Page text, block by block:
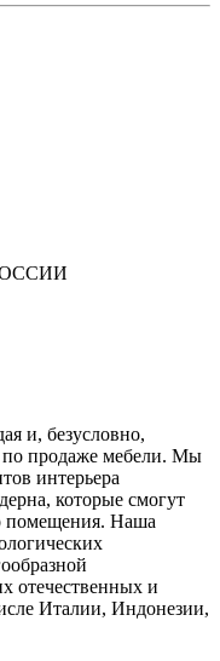
и, безусловно,
по продаже мебели. Мы
интерьера
которые смогут
помещения. Наша
отечественных и
Италии, Индонезии,